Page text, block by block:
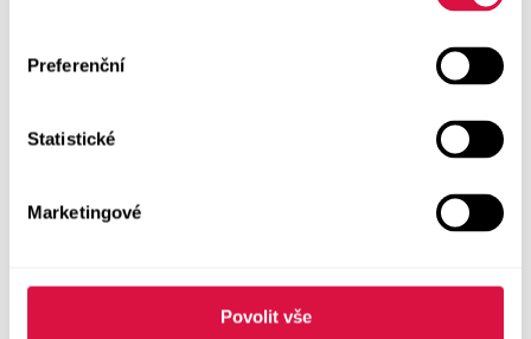
Preferenční
Statistické
Marketingové
Povolit vše